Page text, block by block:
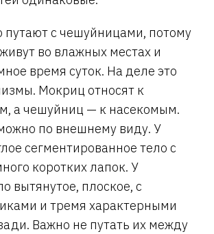
путают с чешуйницами, потому
во влажных местах и
время суток. На деле это
Мокриц относят к
а чешуйниц — к насекомым.
по внешнему виду. У
сегментированное тело с
коротких лапок. У
вытянутое, плоское, с
и тремя характерными
Важно не путать их между